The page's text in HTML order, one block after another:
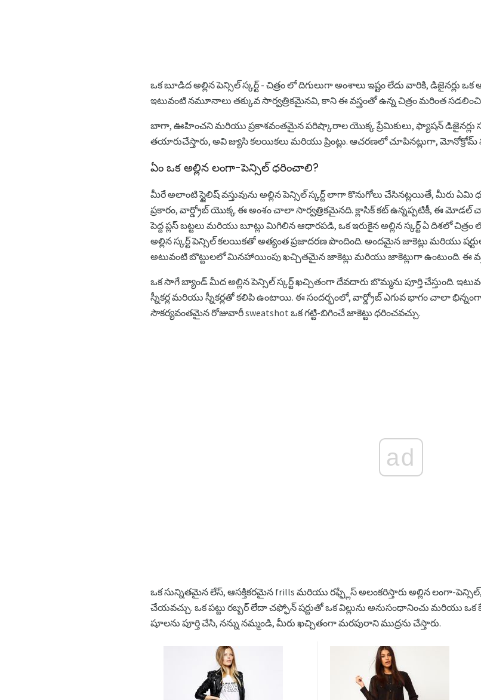
ఒక బూడిద అల్లిన పెన్సిల్ స్కర్ట్ - చిత్రం లో దిగులుగా అంశాలు ఇష్టం లేదు వారికి,
ఇటువంటి నమూనాలు తక్కువ సార్వత్రికమైనవి, కాని ఈ వస్త్రంతో ఉన్న చిత్రం మరింత
బాగా, ఊహించని మరియు ప్రకాశవంతమైన పరిష్కారాల యొక్క ప్రేమికులు, ఫ్యాషన్ డిజైనర్లు
తయారుచేస్తారు, అవి జ్యుసి కలయికలు మరియు ప్రింట్లు. ఆచరణలో చూపినట్లుగా,
ఏం ఒక అల్లిన లంగా-పెన్సిల్ ధరించాలి?
మీరే అలాంటి స్టైలిష్ వస్తువును అల్లిన పెన్సిల్ స్కర్ట్ లాగా కొనుగోలు చేసినట్లయితే, మీరు
ప్రకారం, వార్డ్రోబ్ యొక్క ఈ అంశం చాలా సార్వత్రికమైనది. క్లాసిక్ కట్ ఉన్నప్పటికీ, ఈ
పెద్ద ప్లస్ బట్టలు మరియు బూట్లు మిగిలిన ఆధారపడి, ఒక ఇరుకైన అల్లిన స్కర్ట్ ఏ దిశలో
అల్లిన స్కర్ట్ పెన్సిల్ కలయికతో అత్యంత ప్రజాదరణ పొందింది. అందమైన జాకెట్లు మరియు
అటువంటి బొట్టులలో మినహాయింపు ఖచ్చితమైన జాకెట్లు మరియు జాకెట్లుగా ఉంటుంది. ఈ
ఒక సాగే బ్యాండ్ మీద అల్లిన పెన్సిల్ స్కర్ట్ ఖచ్చితంగా దేవదారు బొమ్మను పూర్తి చేస్తుంది.
స్నీకర్ల మరియు స్నీకర్లతో కలిపి ఉంటాయి. ఈ సందర్భంలో, వార్డ్రోబ్ ఎగువ భాగం చాలా
సౌకర్యవంతమైన రోజువారీ sweatshot ఒక గట్టి-బిగించే జాకెట్టు ధరించవచ్చు.
ad
ఒక సున్నితమైన లేస్, ఆసక్తికరమైన frills మరియు రఫ్ఫ్లేస్ అలంకరిస్తారు అల్లిన లంగా-
చేయవచ్చు. ఒక పట్టు రబ్బర్ లేదా చఫ్ఫోన్ షర్టుతో ఒక విల్లును అనుసంధానించు మరియు ఒక
షూలను పూర్తి చేసి, నన్ను నమ్మండి, మీరు ఖచ్చితంగా మరపురాని ముద్రను చేస్తారు.